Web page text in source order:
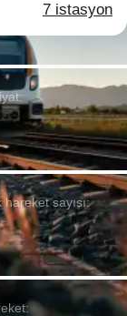
7 istasyon
sayısı: